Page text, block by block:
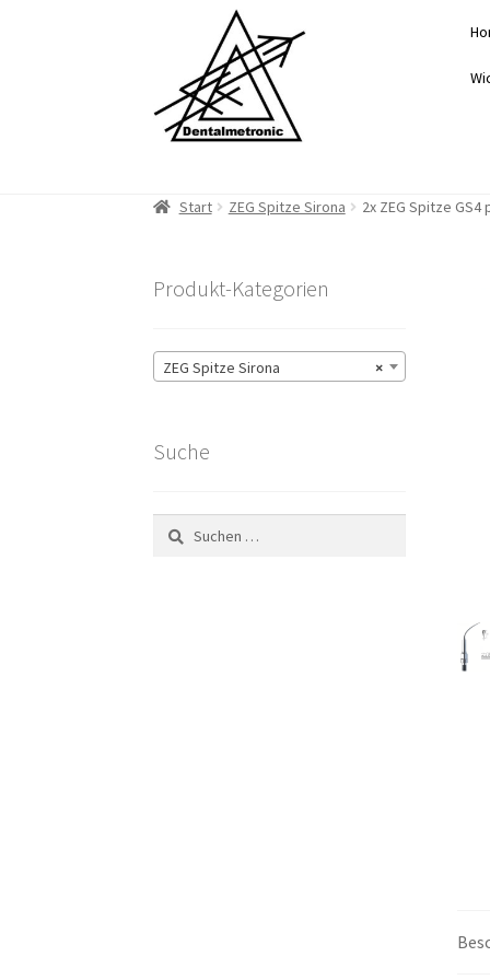
Navigation
springen
springen
Start ZEG Spitze Sirona 2x ZEG Spitze
Produkt-Kategorien
×
ZEG Spitze Sirona
Suche
Suchen
nach: